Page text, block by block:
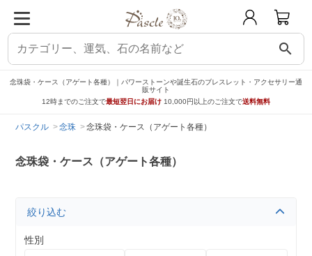
search
念珠袋・ケース（アゲート各種）｜パワーストーンや誕生石のブレスレット・アクセサリー通
販サイト
12時までのご注文で最短翌日にお届け 10,000円以上のご注文で送料無料
パスクル 念珠 念珠袋・ケース（アゲート各種）
念珠袋・ケース（アゲート各種）
絞り込む
性別